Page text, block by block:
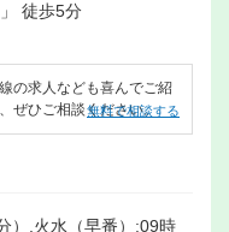
徒歩5分
の求人なども喜んでご紹
ぜひご相談ください。
無料で相談する
）,火水（早番）:09時